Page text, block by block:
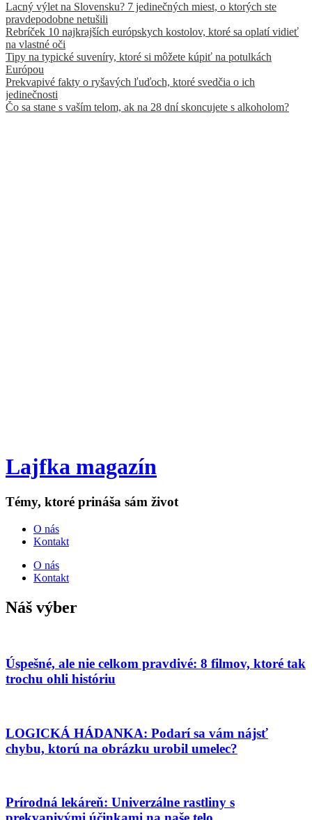
Lacný výlet na Slovensku? 7 jedinečných miest, o ktorých ste
pravdepodobne netušili
Rebríček 10 najkrajších európskych kostolov, ktoré sa oplatí vidieť
na vlastné oči
Tipy na typické suveníry, ktoré si môžete kúpiť na potulkách
Európou
Prekvapivé fakty o ryšavých ľuďoch, ktoré svedčia o ich
jedinečnosti
Čo sa stane s vaším telom, ak na 28 dní skoncujete s alkoholom?
Lajfka magazín
Témy, ktoré prináša sám život
O nás
Kontakt
O nás
Kontakt
Náš výber
Úspešné, ale nie celkom pravdivé: 8 filmov, ktoré tak
trochu ohli históriu
LOGICKÁ HÁDANKA: Podarí sa vám nájsť
chybu, ktorú na obrázku urobil umelec?
Prírodná lekáreň: Univerzálne rastliny s